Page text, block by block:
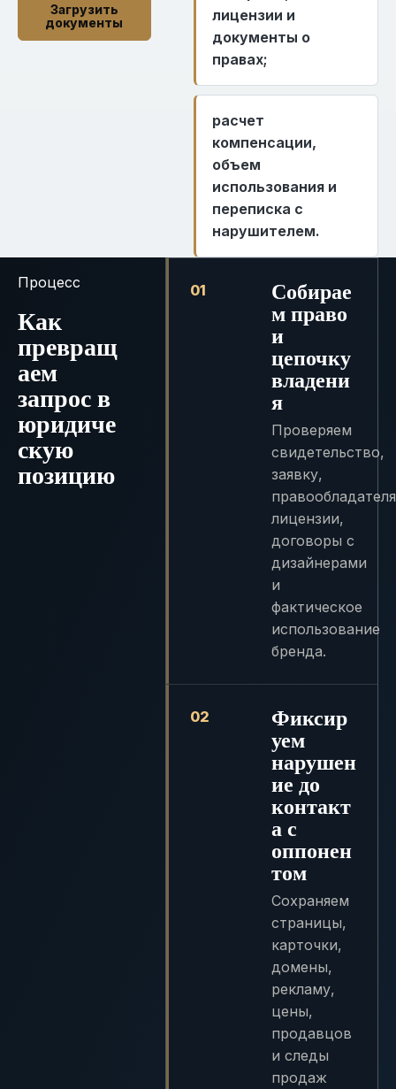
Загрузить
документы
лицензии и
документы о
правах;
расчет
компенсации,
объем
использования и
переписка с
нарушителем.
Процесс
Как
превращ
аем
запрос в
юридиче
скую
позицию
01 Собирае
м право
и
цепочку
владени
я
Проверяем
свидетельство,
заявку,
лицензии,
договоры с
дизайнерами
и
фактическое
использование
бренда.
02 Фиксир
уем
нарушен
ие до
контакт
а с
оппонен
том
Сохраняем
страницы,
карточки,
домены,
рекламу,
цены,
продавцов
и следы
продаж